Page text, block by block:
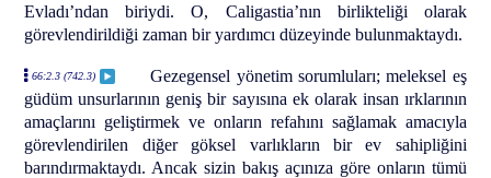
Evladı’ndan biriydi. O, Caligastia’nın birlikteliği olarak
görevlendirildiği zaman bir yardımcı düzeyinde bulunmaktaydı.
66:2.3 (742.3)
Gezegensel yönetim sorumluları; meleksel eş
güdüm unsurlarının geniş bir sayısına ek olarak insan ırklarının
amaçlarını geliştirmek ve onların refahını sağlamak amacıyla
görevlendirilen diğer göksel varlıkların bir ev sahipliğini
barındırmaktaydı. Ancak sizin bakış açınıza göre onların tümü